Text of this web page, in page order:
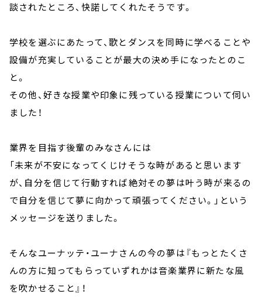
談されたところ、快諾してくれたそうです。
学校を選ぶにあたって、歌とダンスを同時に学べることや
設備が充実していることが最大の決め手になったとのこ
と。
その他、好きな授業や印象に残っている授業について伺い
ました！
業界を目指す後輩のみなさんには
「未来が不安になってくじけそうな時があると思います
が、自分を信じて行動すれば絶対その夢は叶う時が来るの
で自分を信じて夢に向かって頑張ってください。」という
メッセージを送りました。
そんなユーナッテ・ユーナさんの今の夢は『もっとたくさ
んの方に知ってもらっていずれかは音楽業界に新たな風
を吹かせること』！